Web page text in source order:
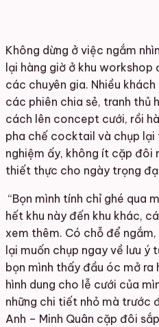
Không dừng ở việc ngắm
lại hàng giờ ở khu
các chuyên gia. Nhiều
các phiên chia sẻ, tranh thủ
cách lên concept cưới, rồi
pha chế cocktail và chụp lại
nghiệm ấy, không ít cặp đôi
thiết thực cho ngày trọng
“Bọn mình tính chỉ ghé qua
hết khu này đến khu khác,
xem thêm. Có chỗ để
lại muốn chụp ngay về lưu ý
bọn mình thấy đầu óc mở ra
hình dung cho lễ cưới của
những chi tiết nhỏ mà trước
Anh – Minh Quân cặp đôi